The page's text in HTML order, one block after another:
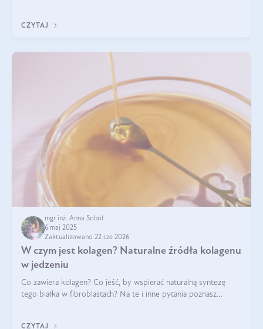
CZYTAJ
mgr inż. Anna Sobol
6 maj 2025
Zaktualizowano 22 cze 2026
W czym jest kolagen? Naturalne źródła kolagenu
w jedzeniu
Co zawiera kolagen? Co jeść, by wspierać naturalną syntezę
tego białka w fibroblastach? Na te i inne pytania poznasz
CZYTAJ